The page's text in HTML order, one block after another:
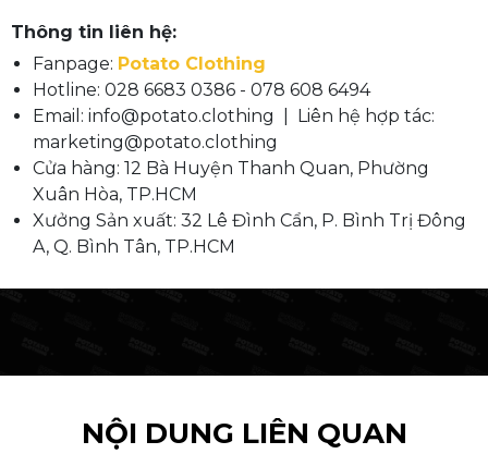
Thông tin liên hệ:
Fanpage: Potato Clothing
Hotline: 028 6683 0386 - 078 608 6494
Email: info@potato.clothing | Liên hệ hợp tác:
marketing@potato.clothing
Cửa hàng: 12 Bà Huyện Thanh Quan, Phường
Xuân Hòa, TP.HCM
Xưởng Sản xuất: 32 Lê Đình Cẩn, P. Bình Trị Đông
A, Q. Bình Tân, TP.HCM
NỘI DUNG LIÊN QUAN